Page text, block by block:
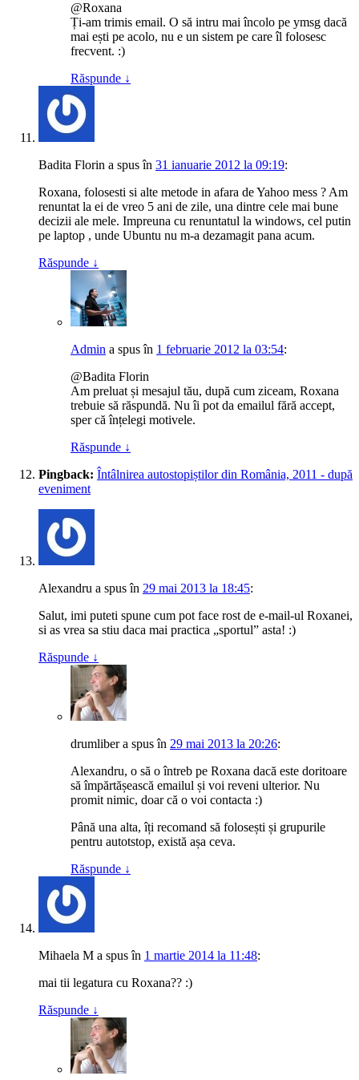
@Roxana
Ți-am trimis email. O să intru mai încolo pe ymsg dacă
mai ești pe acolo, nu e un sistem pe care îl folosesc
frecvent. :)
Răspunde ↓
Badita Florin a spusîn 31 ianuarie 2012 la 09:19:
Roxana, folosesti si alte metode in afara de Yahoo mess ? Am
renuntat la ei de vreo 5 ani de zile, una dintre cele mai bune
decizii ale mele. Impreuna cu renuntatul la windows, cel putin
pe laptop , unde Ubuntu nu m-a dezamagit pana acum.
Răspunde ↓
Admin a spusîn 1 februarie 2012 la 03:54:
@Badita Florin
Am preluat și mesajul tău, după cum ziceam, Roxana
trebuie să răspundă. Nu îi pot da emailul fără accept,
sper că înțelegi motivele.
Răspunde ↓
Pingback: Întâlnirea autostopiștilor din România, 2011 - după
eveniment
Alexandru a spusîn 29 mai 2013 la 18:45:
Salut, imi puteti spune cum pot face rost de e-mail-ul Roxanei,
si as vrea sa stiu daca mai practica „sportul” asta! :)
Răspunde ↓
drumliber a spusîn 29 mai 2013 la 20:26:
Alexandru, o să o întreb pe Roxana dacă este doritoare
să împărtășească emailul și voi reveni ulterior. Nu
promit nimic, doar că o voi contacta :)
Până una alta, îți recomand să folosești și grupurile
pentru autotstop, există așa ceva.
Răspunde ↓
Mihaela M a spusîn 1 martie 2014 la 11:48:
mai tii legatura cu Roxana?? :)
Răspunde ↓